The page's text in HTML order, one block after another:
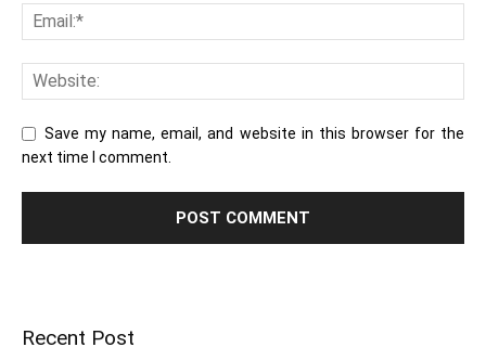
Save my name, email, and website in this browser for the
next time I comment.
Recent Post